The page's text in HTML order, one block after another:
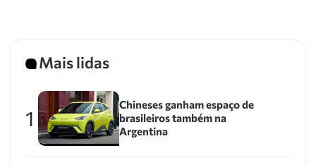
Mais lidas
1
Chineses ganham espaço de
brasileiros também na
Argentina